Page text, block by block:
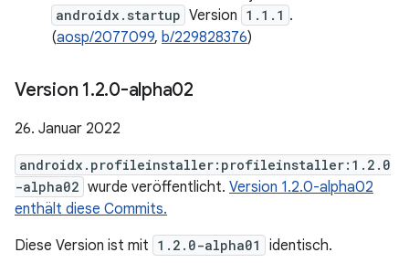
androidx.startup Version 1.1.1 .
(aosp/2077099, b/229828376)
Version 1.2.0-alpha02
26. Januar 2022
androidx.profileinstaller:profileinstaller:1.2.0
-alpha02 wurde veröffentlicht. Version 1.2.0-alpha02
enthält diese Commits.
Diese Version ist mit 1.2.0-alpha01 identisch.